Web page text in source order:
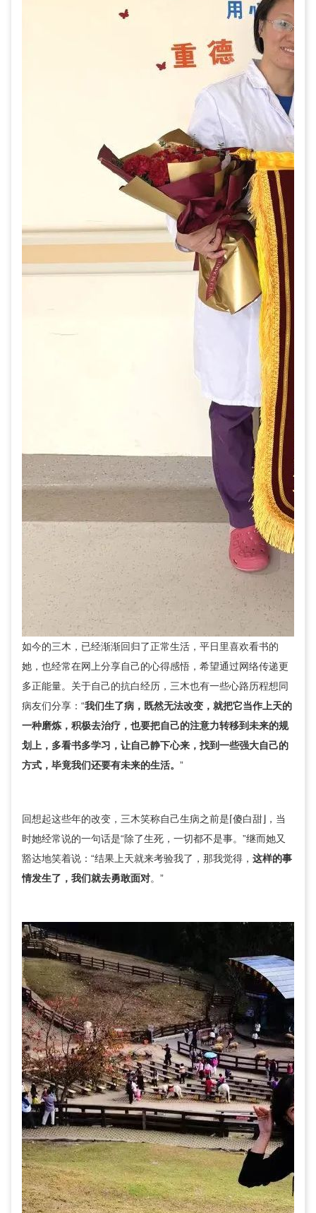
如今的三木，已经渐渐回归了正常生活，平日里喜欢看书的
她，也经常在网上分享自己的心得感悟，希望通过网络传递更
多正能量。关于自己的抗白经历，三木也有一些心路历程想同
病友们分享：“我们生了病，既然无法改变，就把它当作上天的
一种磨炼，积极去治疗，也要把自己的注意力转移到未来的规
划上，多看书多学习，让自己静下心来，找到一些强大自己的
方式，毕竟我们还要有未来的生活。 ”
回想起这些年的改变，三木笑称自己生病之前是⌈傻白甜⌋，当
时她经常说的一句话是“除了生死，一切都不是事。”继而她又
豁达地笑着说：“结果上天就来考验我了，那我觉得， 这样的事
情发生了，我们就去勇敢面对。”